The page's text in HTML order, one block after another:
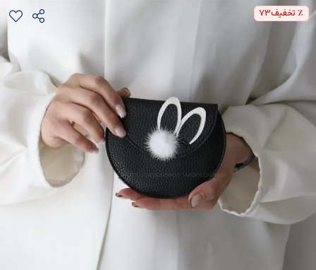
٪ تخفیف73